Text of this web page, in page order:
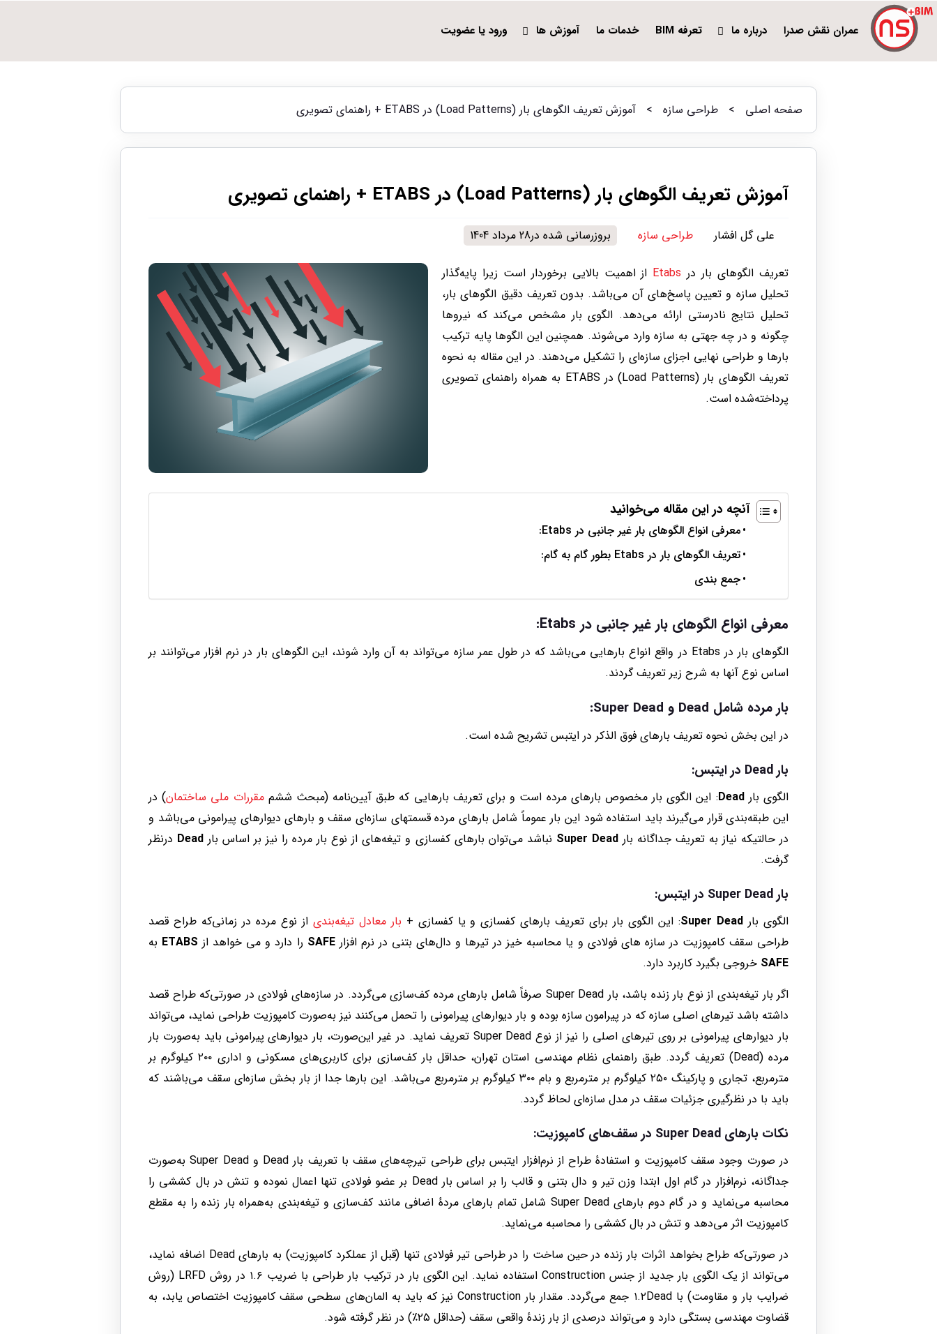
عمران نقش صدرا درباره ما تعرفه BIM خدمات ما آموزش ها ورود یا عضویت
صفحه اصلی > طراحی سازه > آموزش تعریف الگوهای بار (Load Patterns) در ETABS + راهنمای تصویری
آموزش تعریف الگوهای بار (Load Patterns) در ETABS + راهنمای تصویری
علی گل افشار طراحی سازه بروزرسانی شده در28 مرداد 1404
تعریف الگوهای بار در Etabs از اهمیت بالایی برخوردار است زیرا پایه‌گذار
تحلیل سازه و تعیین پاسخ‌های آن می‌باشد. بدون تعریف دقیق الگوهای بار،
تحلیل نتایج نادرستی ارائه می‌دهد. الگوی بار مشخص می‌کند که نیروها
چگونه و در چه جهتی به سازه وارد می‌شوند. همچنین این الگوها پایه ترکیب
بارها و طراحی نهایی اجزای سازه‌ای را تشکیل می‌دهند. در این مقاله به نحوه
تعریف الگوهای بار (Load Patterns) در ETABS به همراه راهنمای تصویری
پرداخته‌شده است.
آنچه در این مقاله می‌خوانید
معرفی انواع الگوهای بار غیر جانبی در Etabs:
تعریف الگوهای بار در Etabs بطور گام به گام:
جمع بندی
معرفی انواع الگوهای بار غیر جانبی در Etabs:
الگوهای بار در Etabs در واقع انواع بارهایی می‌باشد که در طول عمر سازه می‌تواند به آن وارد شوند، این الگوهای بار در نرم افزار می‌توانند بر
اساس نوع آنها به شرح زیر تعریف گردند.
بار مرده شامل Dead و Super Dead:
در این بخش نحوه تعریف بارهای فوق الذکر در ایتبس تشریح شده است.
بار Dead در ایتبس:
الگوی بارDead: این الگوی بار مخصوص بارهای مرده است و برای تعریف بارهایی که طبق آیین‌نامه (مبحث ششممقررات ملی ساختمان) در
این طبقه‌بندی قرار می‌گیرند باید استفاده شود این بار عموماً شامل بارهای مرده قسمتهای سازه‌ای سقف و بارهای دیوارهای پیرامونی می‌باشد و
در حالتیکه نیاز به تعریف جداگانه بارSuper Dead نباشد می‌توان بارهای کفسازی و تیغه‌های از نوع بار مرده را نیز بر اساس بار Dead درنظر
گرفت.
بارSuper Dead در ایتبس:
الگوی بار Super Dead: این الگوی بار برای تعریف بارهای کفسازی و یا کفسازی + بار معادل تیغه‌بندی از نوع مرده در زمانی‌که طراح قصد
طراحی سقف کامپوزیت در سازه های فولادی و یا محاسبه خیز در تیرها و دال‌های بتنی در نرم افزار SAFE را دارد و می خواهد از ETABS به
SAFE خروجی بگیرد کاربرد دارد.
اگر بار تیغه‌بندی از نوع بار زنده باشد، بار Super Dead صرفاً شامل بارهای مرده کف‌سازی می‌گردد. در سازه‌های فولادی در صورتی‌که طراح قصد
داشته باشد تیرهای اصلی سازه که در پیرامون سازه بوده و بار دیوارهای پیرامونی را تحمل می‌کنند نیز به‌صورت کامپوزیت طراحی نماید، می‌تواند
بار دیوارهای پیرامونی بر روی تیرهای اصلی را نیز از نوع Super Dead تعریف نماید. در غیر این‌صورت، بار دیوارهای پیرامونی باید به‌صورت بار
مرده (Dead) تعریف گردد. طبق راهنمای نظام مهندسی استان تهران، حداقل بار کف‌سازی برای کاربری‌های مسکونی و اداری ۲۰۰ کیلوگرم بر
مترمربع، تجاری و پارکینگ ۲۵۰ کیلوگرم بر مترمربع و بام ۳۰۰ کیلوگرم بر مترمربع می‌باشد. این بارها جدا از بار بخش سازه‌ای سقف می‌باشند که
باید با در نظرگیری جزئیات سقف در مدل سازه‌ای لحاظ گردد.
نکات بارهای Super Dead در سقف‌های کامپوزیت:
در صورت وجود سقف کامپوزیت و استفادهٔ طراح از نرم‌افزار ایتبس برای طراحی تیرچه‌های سقف با تعریف بار Dead و Super Dead به‌صورت
جداگانه، نرم‌افزار در گام اول ابتدا وزن تیر و دال بتنی و قالب را بر اساس بار Dead بر عضو فولادی تنها اعمال نموده و تنش در بال کششی را
محاسبه می‌نماید و در گام دوم بارهای Super Dead شامل تمام بارهای مردهٔ اضافی مانند کف‌سازی و تیغه‌بندی به‌همراه بار زنده را به مقطع
کامپوزیت اثر می‌دهد و تنش در بال کششی را محاسبه می‌نماید.
در صورتی‌که طراح بخواهد اثرات بار زنده در حین ساخت را در طراحی تیر فولادی تنها (قبل از عملکرد کامپوزیت) به بارهای Dead اضافه نماید،
می‌تواند از یک الگوی بار جدید از جنس Construction استفاده نماید. این الگوی بار در ترکیب بار طراحی با ضریب ۱.۶ در روش LRFD (روش
ضرایب بار و مقاومت) با ۱.۲Dead جمع می‌گردد. مقدار بار Construction نیز که باید به المان‌های سطحی سقف کامپوزیت اختصاص یابد، به
قضاوت مهندسی بستگی دارد و می‌تواند درصدی از بار زندهٔ واقعی سقف (حداقل ۲۵٪) در نظر گرفته شود.